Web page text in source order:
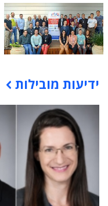
תוכן פרסומי
ידיעות מובילות